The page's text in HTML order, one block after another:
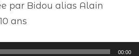
par Bidou alias Alain
ans
00:00